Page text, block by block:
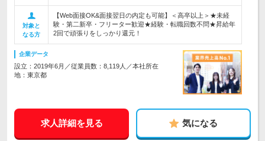
対象と
なる方
【Web面接OK&面接翌日の内定も可能】＜高卒以上＞★未経
験・第二新卒・フリーター歓迎★経験・転職回数不問★昇給年
2回で頑張りをしっかり還元！
企業データ
設立：2019年6月／従業員数：8,119人／本社所在
地：東京都
求人詳細を見る 気になる